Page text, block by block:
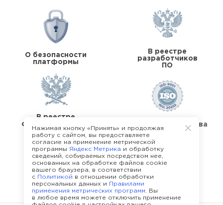
О безопасности
платформы
В реестре
разработчиков
ПО
В реестре
операторов перс.
данных
Стандарты качества
О команде Happy Job
Нажимая кнопку «Принять» и продолжая
работу с сайтом, вы предоставляете
согласие на применение метрической
программы Яндекс Метрика и обработку
сведений, собираемых посредством нее,
основанных на обработке файлов cookie
вашего браузера, в соответствии
с Политикой в отношении обработки
персональных данных и
Правилами
применения метрических программ . Вы
в любое время можете отключить применение